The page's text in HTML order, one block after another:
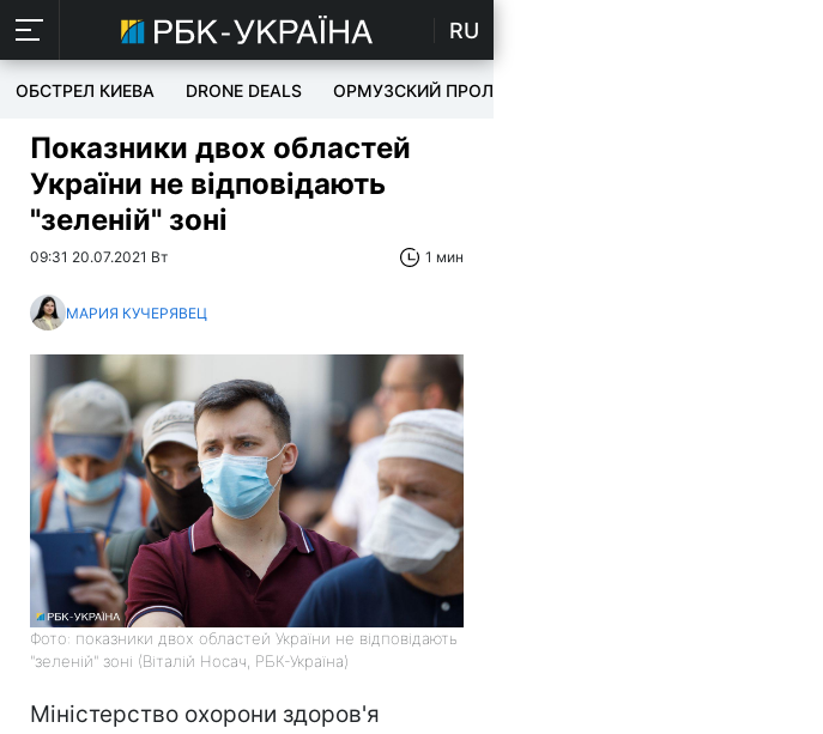
RU
ОБСТРЕЛ КИЕВА DRONE DEALS ОРМУЗСКИЙ ПРОЛИВ
Показники двох областей
України не відповідають
"зеленій" зоні
09:31 20.07.2021 Вт 1 мин
МАРИЯ КУЧЕРЯВЕЦ
Фото: показники двох областей України не відповідають
"зеленій" зоні (Віталій Носач, РБК-Україна)
Міністерство охорони здоров'я